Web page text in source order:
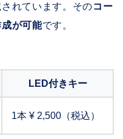
れています。そのコー
成が可能です。
LED付きキー
1本 ¥ 2,500（税込）